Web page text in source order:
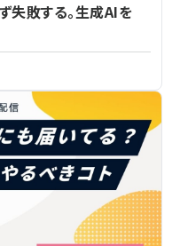
失敗する。生成AIを